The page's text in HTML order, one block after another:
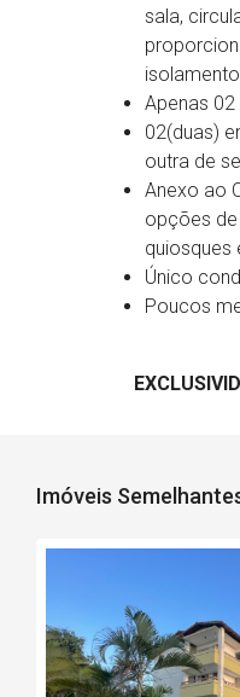
sala,
Apenas
02(duas)
outra de
Anexo ao
opções de
quiosques
Único
Poucos
Imóveis